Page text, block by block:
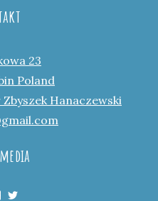
23
Poland
Hanaczewski
Facebook